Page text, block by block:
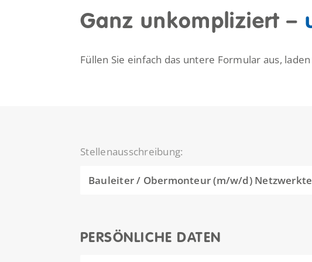
Ganz unkompliziert –
Füllen Sie einfach das untere Formular aus,
Stellenausschreibung:
PERSÖNLICHE DATEN